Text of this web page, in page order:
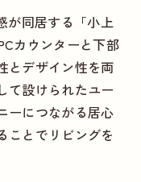
が同居する「小上
カウンターと下部
とデザイン性を両
て設けられたユー
ーにつながる居心
ことでリビングを